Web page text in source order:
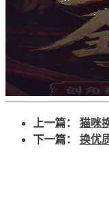
上一篇： 猫咪
下一篇： 换优